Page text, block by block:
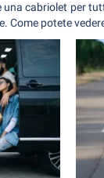
cabriolet per
Come potete